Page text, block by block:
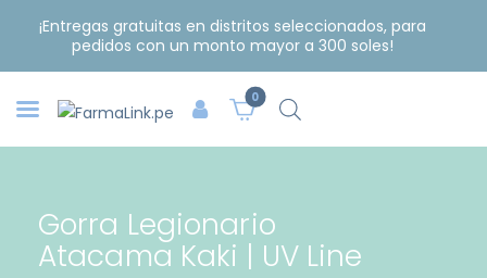
¡Entregas gratuitas en distritos seleccionados, para
pedidos con un monto mayor a 300 soles!
0
Gorra Legionario
Atacama Kaki | UV Line